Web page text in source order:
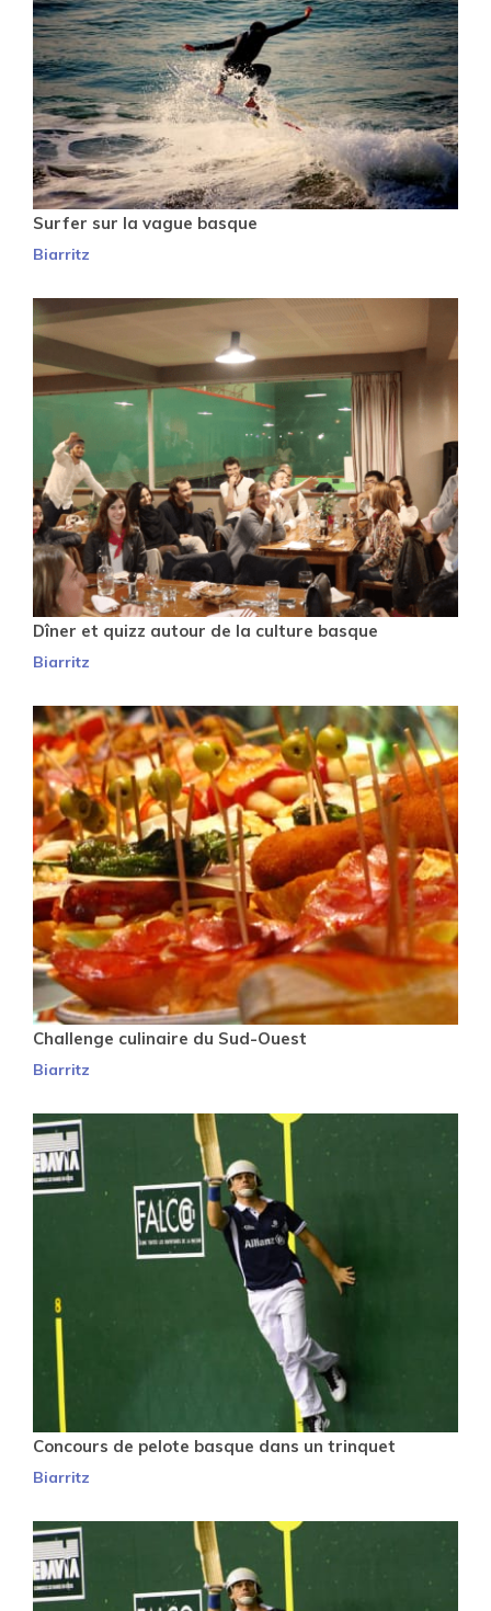
Surfer sur la vague basque
Biarritz
Dîner et quizz autour de la culture basque
Biarritz
Challenge culinaire du Sud-Ouest
Biarritz
Concours de pelote basque dans un trinquet
Biarritz